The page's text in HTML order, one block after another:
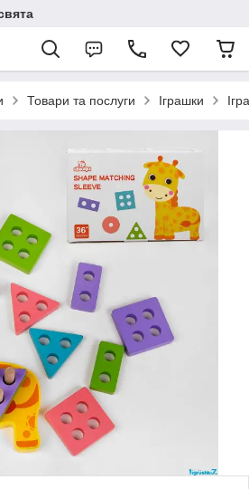
Товари та послуги Іграшки